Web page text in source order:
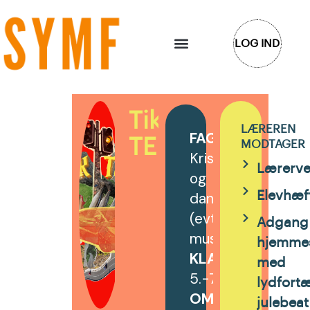
til
indholdet
LOG IND
TikTak,
TEITUR
FAG
og
dansk
(evt.
musik)
KLASSETRIN:
5.-7.
klasse
OMFANG
LÆREREN
MODTAGER
med